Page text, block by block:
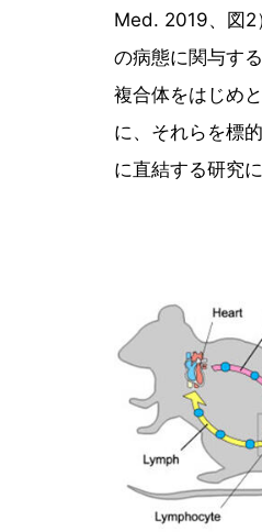
Med. 2019、図2
の病態に関与す
複合体をはじめ
に、それらを標
に直結する研究